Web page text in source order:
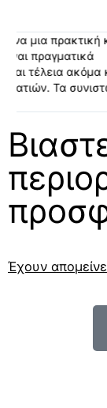
Δεν είμαι πολύ
γυαλιά είναι
ρύθμιση
αποστολή ήταν
Έχουν